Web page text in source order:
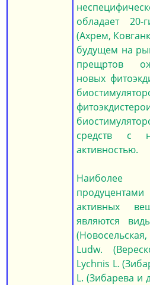
обладает 20-
(Ахрем,
будущем на
прещртов
новых
средств с
активностью.
Наиболее
активных
являются
Ludw.
Lychпis L.
L. (Зибарева и